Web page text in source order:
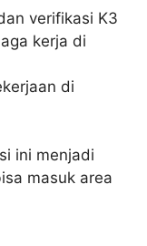
verifikasi K3
kerja di
di
ini menjadi
masuk area